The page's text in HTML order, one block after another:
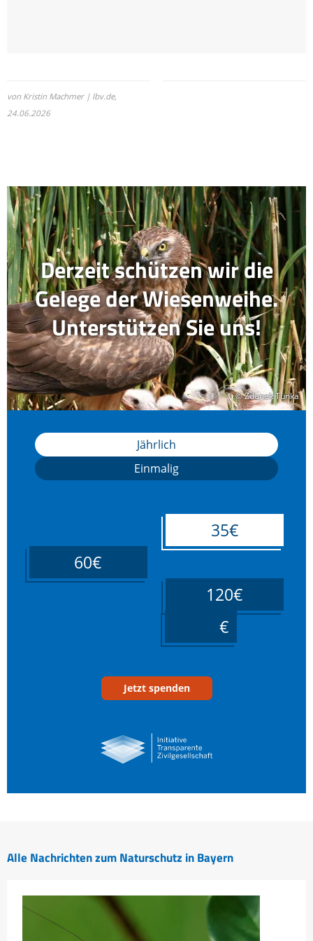
von Kristin Machmer | lbv.de,
24.06.2026
© Zdenek Tunka
© Zdenek Tunka
Derzeit schützen wir die
Gelege der Wiesenweihe.
Unterstützen Sie uns!
Jährlich
Einmalig
35€
60€
120€
Jetzt spenden
Alle Nachrichten zum Naturschutz in Bayern